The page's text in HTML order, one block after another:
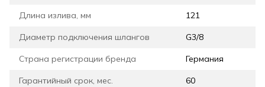
Длина излива, мм 121
Диаметр подключения шлангов G3/8
Страна регистрации бренда Германия
Гарантийный срок, мес. 60